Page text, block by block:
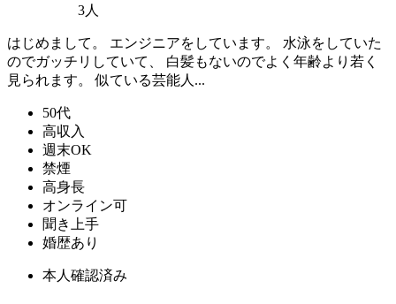
3人
はじめまして。 エンジニアをしています。 水泳をしていた
のでガッチリしていて、 白髪もないのでよく年齢より若く
見られます。 似ている芸能人...
50代
高収入
週末OK
禁煙
高身長
オンライン可
聞き上手
婚歴あり
本人確認済み